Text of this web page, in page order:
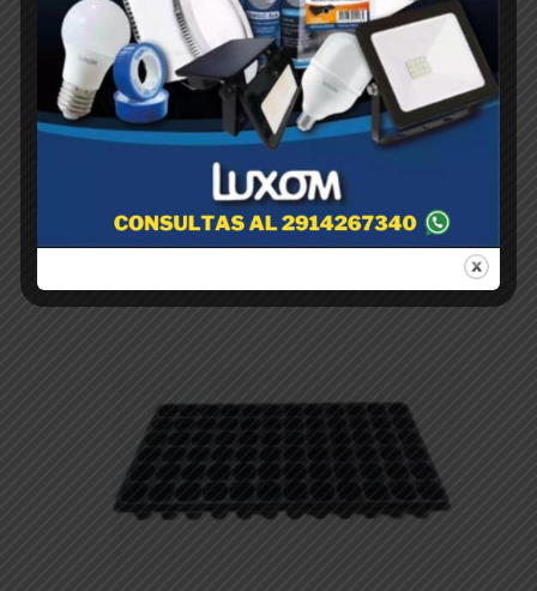
RASTRILLO Reforzado Sin
Cabo 18 DIENTES